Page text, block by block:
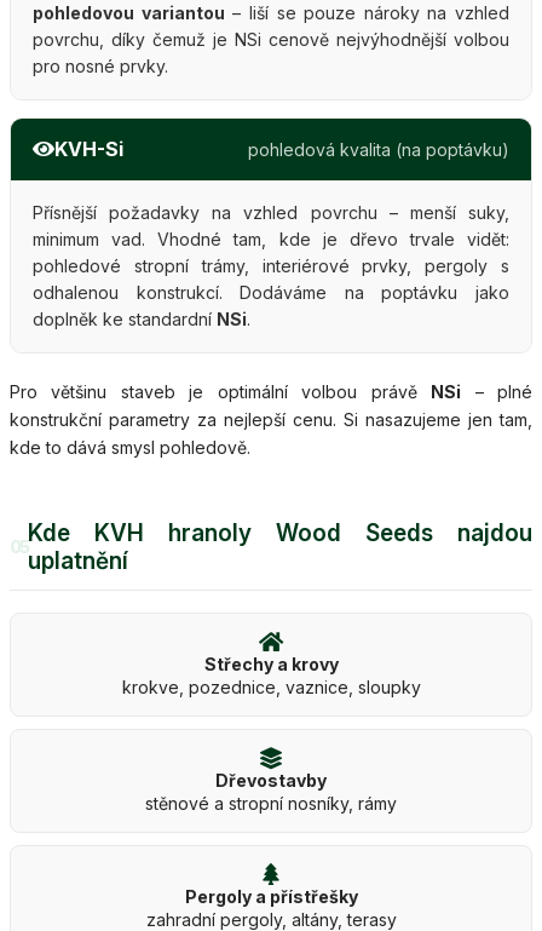
pohledovou variantou – liší se pouze nároky na vzhled
povrchu, díky čemuž je NSi cenově nejvýhodnější volbou
pro nosné prvky.
KVH-Si pohledová kvalita (na poptávku)
Přísnější požadavky na vzhled povrchu – menší suky,
minimum vad. Vhodné tam, kde je dřevo trvale vidět:
pohledové stropní trámy, interiérové prvky, pergoly s
odhalenou konstrukcí. Dodáváme na poptávku jako
doplněk ke standardní NSi.
Pro většinu staveb je optimální volbou právě NSi – plné
konstrukční parametry za nejlepší cenu. Si nasazujeme jen tam,
kde to dává smysl pohledově.
05Kde KVH hranoly Wood Seeds najdou
uplatnění
Střechy a krovy
krokve, pozednice, vaznice, sloupky
Dřevostavby
stěnové a stropní nosníky, rámy
Pergoly a přístřešky
zahradní pergoly, altány, terasy